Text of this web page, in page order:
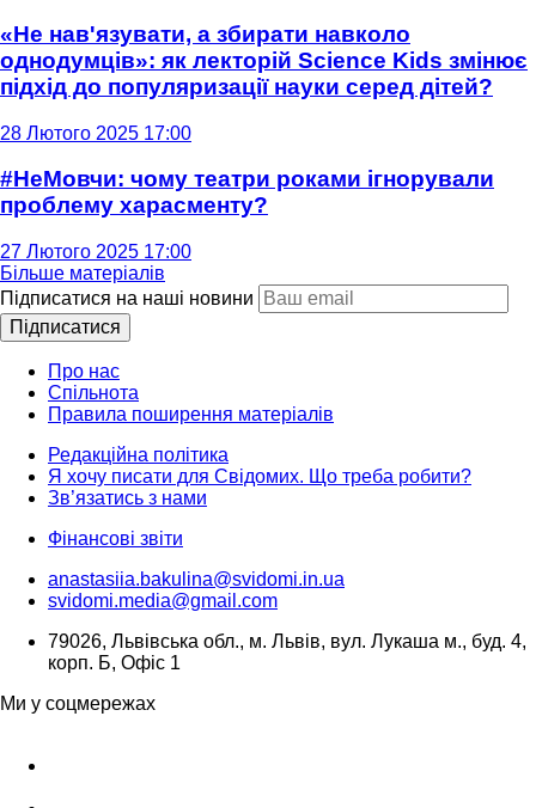
«Не нав'язувати, а збирати навколо
однодумців»: як лекторій Science Kids змінює
підхід до популяризації науки серед дітей?
28 Лютого 2025 17:00
#НеМовчи: чому театри роками ігнорували
проблему харасменту?
27 Лютого 2025 17:00
Більше матеріалів
Підписатися на наші новини
Підписатися
Про нас
Спільнота
Правила поширення матеріалів
Редакційна політика
Я хочу писати для Свідомих. Що треба робити?
Зв’язатись з нами
Фінансові звіти
anastasiia.bakulina@svidomi.in.ua
svidomi.media@gmail.com
79026, Львівська обл., м. Львів, вул. Лукаша м., буд. 4,
корп. Б, Офіс 1
Ми у соцмережах